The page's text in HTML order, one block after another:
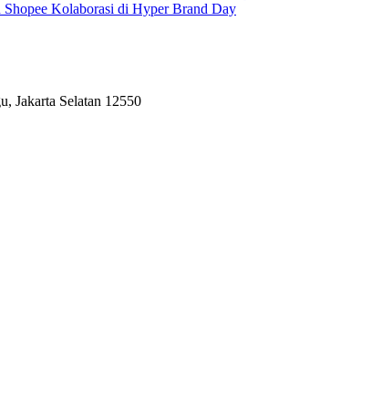
Kolaborasi di Hyper Brand Day
Jakarta Selatan 12550